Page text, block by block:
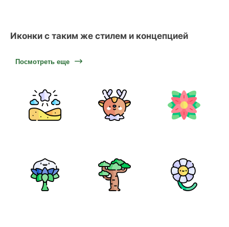
Иконки с таким же стилем и концепцией
Посмотреть еще